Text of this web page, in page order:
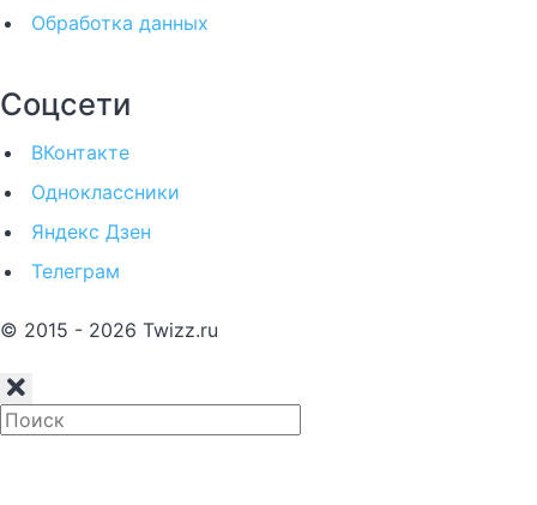
Обработка данных
Соцсети
ВКонтакте
Одноклассники
Яндекс Дзен
Телеграм
© 2015 - 2026 Twizz.ru